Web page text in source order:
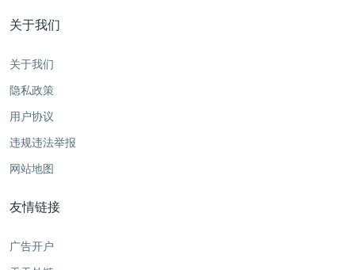
关于我们
关于我们
隐私政策
用户协议
违规违法举报
网站地图
友情链接
广告开户